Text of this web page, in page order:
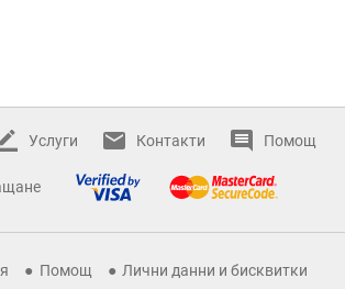
Услуги Контакти Помощ
Помощ Лични данни и бисквитки